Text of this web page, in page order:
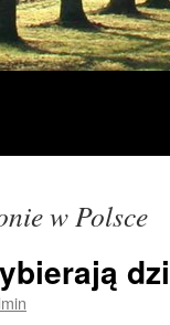
w Polsce